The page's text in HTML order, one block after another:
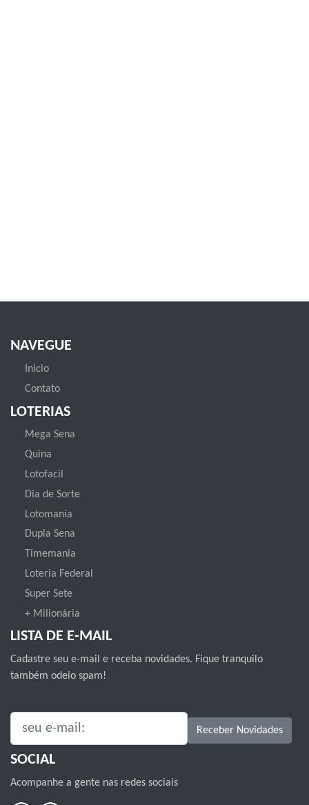
NAVEGUE
Inicio
Contato
LOTERIAS
Mega Sena
Quina
Lotofacil
Dia de Sorte
Lotomania
Dupla Sena
Timemania
Loteria Federal
Super Sete
+ Milionária
LISTA DE E-MAIL
Cadastre seu e-mail e receba novidades. Fique tranquilo
também odeio spam!
SEU E-MAIL: Receber Novidades
SOCIAL
Acompanhe a gente nas redes sociais